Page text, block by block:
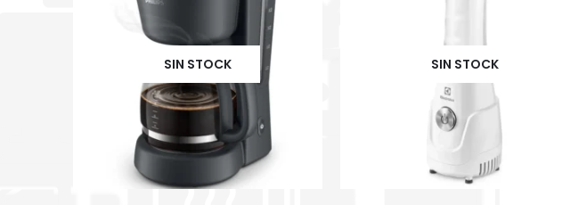
SIN STOCK SIN STOCK